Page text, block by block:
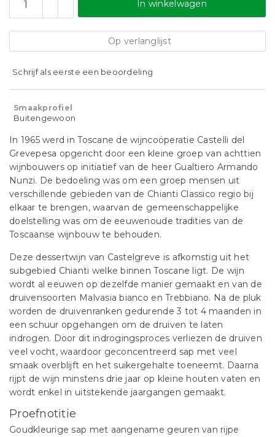
In winkelwagen
Op verlanglijst
Schrijf als eerste een beoordeling
Smaakprofiel
Buitengewoon
In 1965 werd in Toscane de wijncoöperatie Castelli del
Grevepesa opgericht door een kleine groep van achttien
wijnbouwers op initiatief van de heer Gualtiero Armando
Nunzi. De bedoeling was om een ​​groep mensen uit
verschillende gebieden van de Chianti Classico regio bij
elkaar te brengen, waarvan de gemeenschappelijke
doelstelling was om de eeuwenoude tradities van de
Toscaanse wijnbouw te behouden.
Deze dessertwijn van Castelgreve is afkomstig uit het
subgebied Chianti welke binnen Toscane ligt. De wijn
wordt al eeuwen op dezelfde manier gemaakt en van de
druivensoorten Malvasia bianco en Trebbiano. Na de pluk
worden de druivenranken gedurende 3 tot 4 maanden in
een schuur opgehangen om de druiven te laten
indrogen. Door dit indrogingsproces verliezen de druiven
veel vocht, waardoor geconcentreerd sap met veel
smaak overblijft en het suikergehalte toeneemt. Daarna
rijpt de wijn minstens drie jaar op kleine houten vaten en
wordt enkel in uitstekende jaargangen gemaakt.
Proefnotitie
Goudkleurige sap met aangename geuren van rijpe